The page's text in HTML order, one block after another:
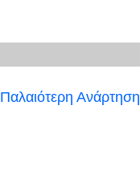
Παλαιότερη Ανάρτηση